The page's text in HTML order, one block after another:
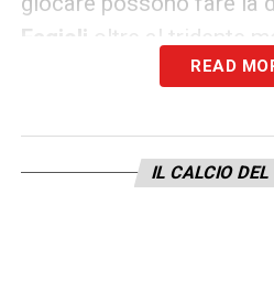
Fagioli oltre al tridente
a
LA PLAYLIST DELLE
READ
IL CALCIO DEL